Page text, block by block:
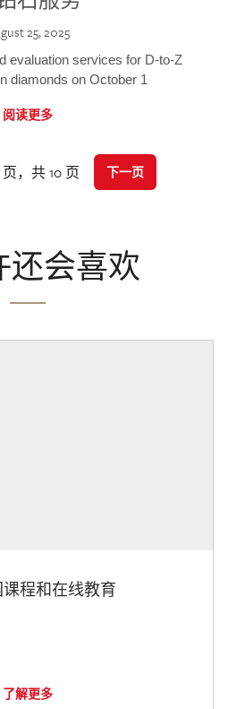
25, 2025
evaluation services for D-to-Z
diamonds on October 1
阅读更多
页，共 10 页 下一页
还会喜欢
程和在线教育
了解更多